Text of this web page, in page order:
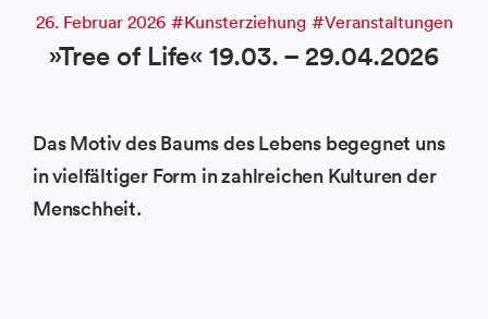
26. Februar 2026 Kunsterziehung Veranstaltungen
»Tree of Life« 19.03. – 29.04.2026
Das Motiv des Baums des Lebens begegnet uns
in vielfältiger Form in zahlreichen Kulturen der
Menschheit.